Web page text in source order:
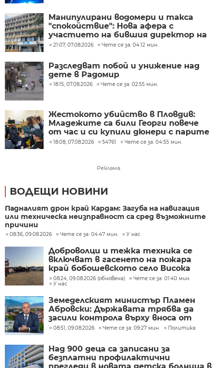
Манипулирани водомери и такса
"спокойствие": Нова афера с
участието на бившия директор на
"ВиК - Бургас"
21:07, 07.08.2026 Чете се за: 04:12 мин.
Разследват побой и унижение над
дете в Радомир
18:15, 07.08.2026 Чете се за: 02:55 мин.
Жестокото убийство в Пловдив:
Младежите са били Георги повече
от час и си купили дюнери с парите
му
18:08, 07.08.2026 54761 Чете се за: 04:55 мин.
Реклама
ВОДЕЩИ НОВИНИ
Падналият дрон край Кардам: Загуба на навигация
или техническа неизправност са сред възможните
причини
08:36, 09.08.2026 Чете се за: 04:47 мин. У нас
Доброволци и тежка техника се
включват в гасенето на пожара
край бобошевското село Висока
могила
08:24, 09.08.2026 (обновена)
Чете се за: 01:40 мин.
У нас
Земеделският министър Пламен
Абровски: Държавата трябва да
засили контрола върху вноса от
трети страни
08:51, 09.08.2026 Чете се за: 09:27 мин. Политика
Над 900 деца са записани за
безплатни профилактични
прегледи в новата детска болница в